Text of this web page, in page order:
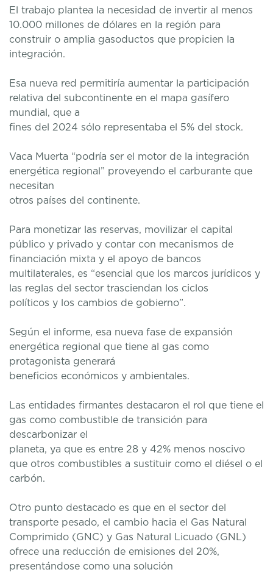
El trabajo plantea la necesidad de invertir al menos
10.000 millones de dólares en la región para
construir o amplia gasoductos que propicien la
integración.
Esa nueva red permitiría aumentar la participación
relativa del subcontinente en el mapa gasífero
mundial, que a
fines del 2024 sólo representaba el 5% del stock.
Vaca Muerta “podría ser el motor de la integración
energética regional” proveyendo el carburante que
necesitan
otros países del continente.
Para monetizar las reservas, movilizar el capital
público y privado y contar con mecanismos de
financiación mixta y el apoyo de bancos
multilaterales, es “esencial que los marcos jurídicos y
las reglas del sector trasciendan los ciclos
políticos y los cambios de gobierno”.
Según el informe, esa nueva fase de expansión
energética regional que tiene al gas como
protagonista generará
beneficios económicos y ambientales.
Las entidades firmantes destacaron el rol que tiene el
gas como combustible de transición para
descarbonizar el
planeta, ya que es entre 28 y 42% menos noscivo
que otros combustibles a sustituir como el diésel o el
carbón.
Otro punto destacado es que en el sector del
transporte pesado, el cambio hacia el Gas Natural
Comprimido (GNC) y Gas Natural Licuado (GNL)
ofrece una reducción de emisiones del 20%,
presentándose como una solución